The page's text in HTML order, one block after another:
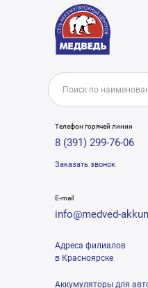
Телефон горячей линии
8 (391) 299-76-06
Заказать звонок
E-mail
info@medved-
Адреса филиалов
в Красноярске
Аккумуляторы для